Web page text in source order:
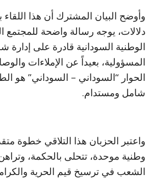
وأوضح البيان المشترك أن هذا
دلالات، يوجه رسالة واضحة للمجتمع
الوطنية السودانية قادرة على إدارة
المسؤولية، بعيداً عن الإملاءات
الحوار “السوداني – السوداني” هو
شامل ومستدام.
واعتبر الحزبان هذا التلاقي خطوة
وطنية موحدة، تتحلى بالحكمة،
الشعب في ترسيخ قيم الحرية